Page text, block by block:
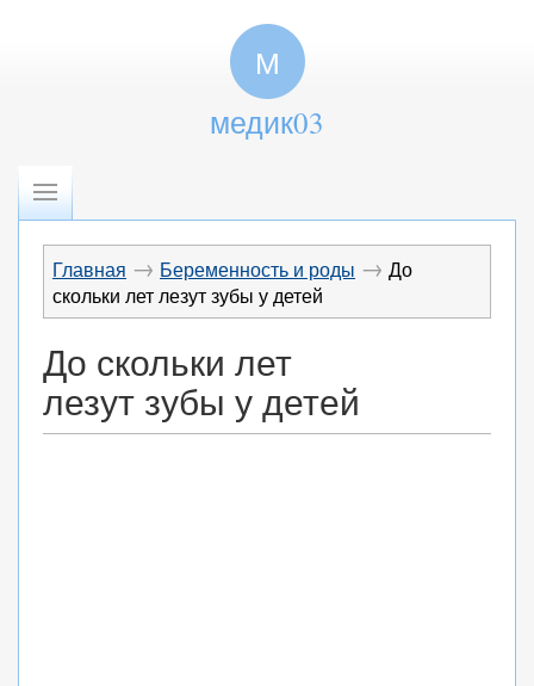
М
медик03
Главная → Беременность и роды → До
скольки лет лезут зубы у детей
До скольки лет
лезут зубы у детей